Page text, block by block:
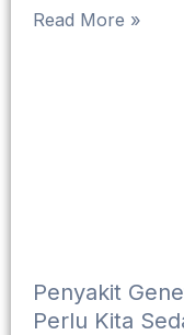
Read More »
Penyakit
Perlu Kita